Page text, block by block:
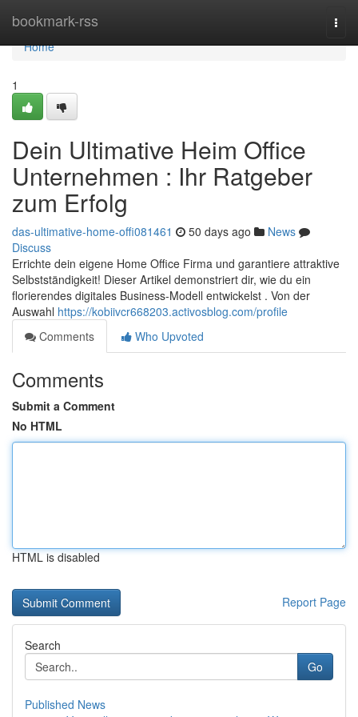
bookmark-rss
Home
Home
1
Dein Ultimative Heim Office
Unternehmen : Ihr Ratgeber
zum Erfolg
das-ultimative-home-offi081461 50 days ago
News
Discuss
Errichte dein eigene Home Office Firma und garantiere attraktive
Selbstständigkeit! Dieser Artikel demonstriert dir, wie du ein
florierendes digitales Business-Modell entwickelst . Von der
Auswahl https://kobiivcr668203.activosblog.com/profile
Comments
Who Upvoted
Comments
Submit a Comment
No HTML
HTML is disabled
Report Page
Search
Go
Published News